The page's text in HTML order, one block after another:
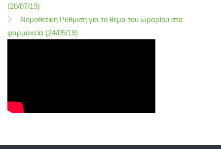
(20/07/19)
Νομοθετική Ρύθμιση για το θέμα του ωραρίου στα
φαρμακεία (24/05/19)